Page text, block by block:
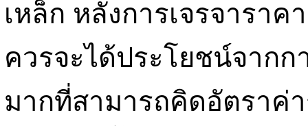
เหล็ก หลังการเจรจารา
ควรจะได้ประโยชน์จากก
มากที่สามารถคิดอัตราค่